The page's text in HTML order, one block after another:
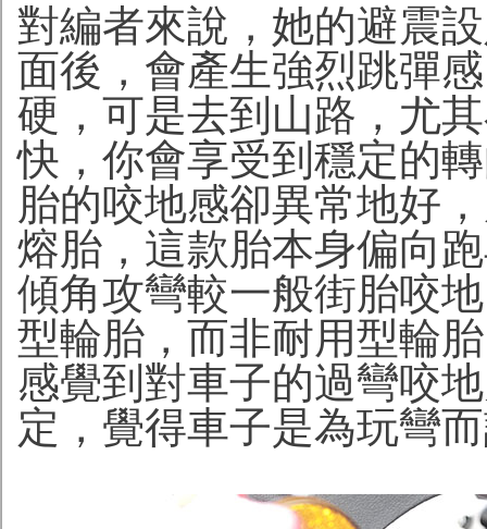
對編者來說，她的避震
面後，會產生強烈跳彈
硬，可是去到山路，尤
快，你會享受到穩定的
胎的咬地感卻異常地好
熔胎，這款胎本身偏向
傾角攻彎較一般街胎咬
型輪胎，而非耐用型輪
感覺到對車子的過彎咬
定，覺得車子是為玩彎